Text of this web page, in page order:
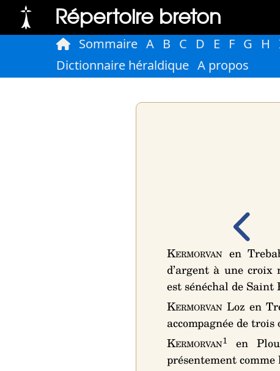
Répertoire breton
Sommaire A B C D E F G H
Dictionnaire héraldique A propos
Kermorvan en
d’argent à une croix
est sénéchal de Saint
Kermorvan Loz en
accompagnée de trois
Kermorvan1 en
présentement comme